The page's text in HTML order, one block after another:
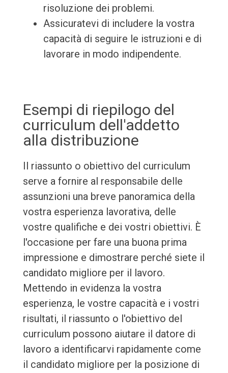
risoluzione dei problemi.
Assicuratevi di includere la vostra
capacità di seguire le istruzioni e di
lavorare in modo indipendente.
Esempi di riepilogo del
curriculum dell'addetto
alla distribuzione
Il riassunto o obiettivo del curriculum
serve a fornire al responsabile delle
assunzioni una breve panoramica della
vostra esperienza lavorativa, delle
vostre qualifiche e dei vostri obiettivi. È
l'occasione per fare una buona prima
impressione e dimostrare perché siete il
candidato migliore per il lavoro.
Mettendo in evidenza la vostra
esperienza, le vostre capacità e i vostri
risultati, il riassunto o l'obiettivo del
curriculum possono aiutare il datore di
lavoro a identificarvi rapidamente come
il candidato migliore per la posizione di